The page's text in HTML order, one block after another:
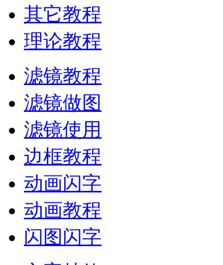
其它教程
理论教程
滤镜教程
滤镜做图
滤镜使用
边框教程
动画闪字
动画教程
闪图闪字